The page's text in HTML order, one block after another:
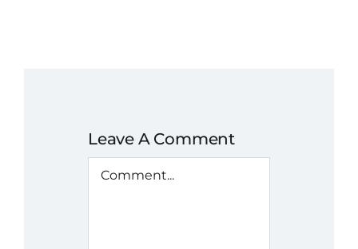
Leave A Comment
Comment